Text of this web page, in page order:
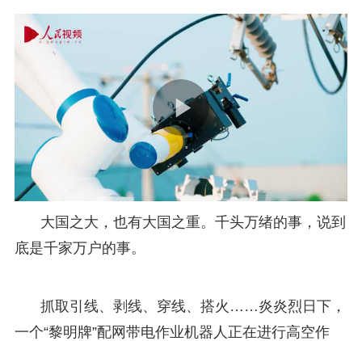
大国之大，也有大国之重。千头万绪的事，说到
底是千家万户的事。
抓取引线、剥线、穿线、搭火……炎炎烈日下，
一个“黎明牌”配网带电作业机器人正在进行高空作